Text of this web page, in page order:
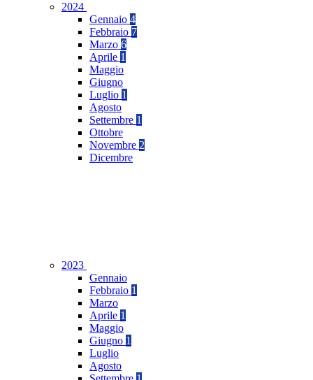
2024
Gennaio 4
Febbraio 7
Marzo 6
Aprile 1
Maggio
Giugno
Luglio 1
Agosto
Settembre 1
Ottobre
Novembre 2
Dicembre
2023
Gennaio
Febbraio 1
Marzo
Aprile 1
Maggio
Giugno 1
Luglio
Agosto